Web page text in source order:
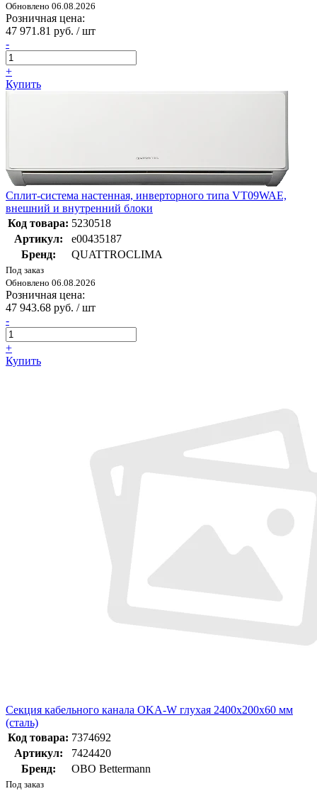
Обновлено 06.08.2026
Розничная цена:
47 971.81 руб. / шт
-
+
Купить
Сплит-система настенная, инверторного типа VT09WAE,
внешний и внутренний блоки
Код товара: 5230518
Артикул:
e00435187
Бренд:
QUATTROCLIMA
Под заказ
Обновлено 06.08.2026
Розничная цена:
47 943.68 руб. / шт
-
+
Купить
Секция кабельного канала OKA-W глухая 2400x200x60 мм
(сталь)
Код товара: 7374692
Артикул:
7424420
Бренд:
OBO Bettermann
Под заказ